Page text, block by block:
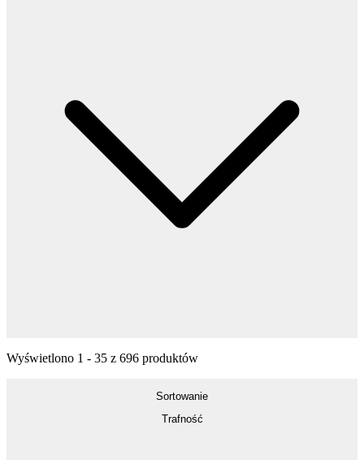
Wyświetlono 1 - 35 z 696 produktów
Sortowanie
Trafność